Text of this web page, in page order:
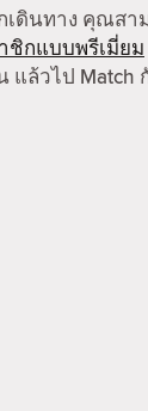
ดินทาง คุณสา
ชิกแบบพรีเมี่ยม
แล้วไป Match